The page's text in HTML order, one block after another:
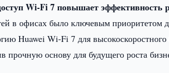
Wi-Fi7 повышает эффективность
в офисах было ключевым приоритетом
Huawei Wi-Fi 7 для
прочную основу для будущего роста